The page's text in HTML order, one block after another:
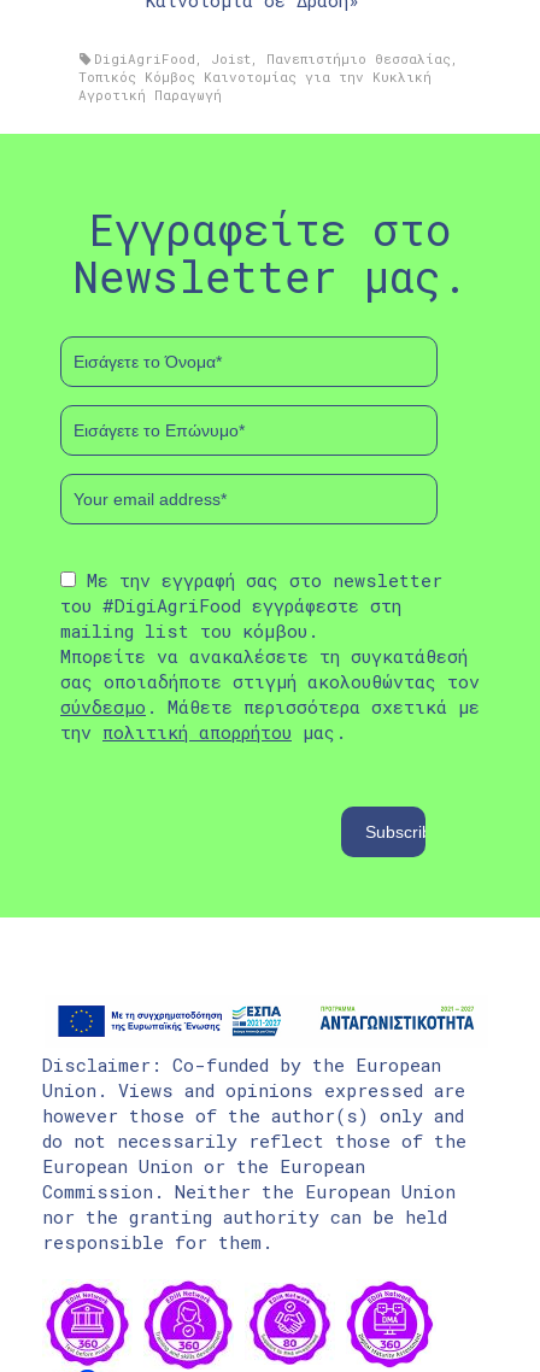
DigiAgriFood , Joist, Πανεπιστήμιο Θεσσαλίας ,
Τοπικός Κόμβος Καινοτομίας για την Κυκλική
Αγροτική Παραγωγή
Εγγραφείτε στο
Newsletter μας.
Με την εγγραφή σας στο newsletter
του #DigiAgriFood εγγράφεστε στη
mailing list του κόμβου.
Μπορείτε να ανακαλέσετε τη συγκατάθεσή
σας οποιαδήποτε στιγμή ακολουθώντας τον
σύνδεσμο . Μάθετε περισσότερα σχετικά με
την πολιτική απορρήτου μας.
Disclaimer: Co-funded by the European
Union. Views and opinions expressed are
however those of the author(s) only and
do not necessarily reflect those of the
European Union or the European
Commission. Neither the European Union
nor the granting authority can be held
responsible for them.